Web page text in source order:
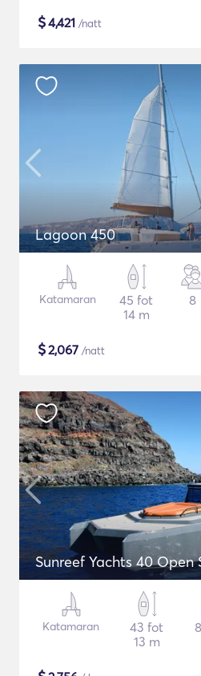
$4,421 /natt
Lagoon 450
Katamaran
45 fot
14 m
8
$2,067 /natt
Sunreef Yachts 40 Open
Katamaran
43 fot
13 m